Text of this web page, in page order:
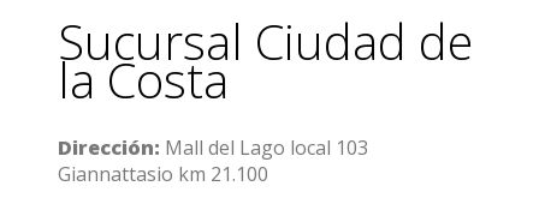
Sucursal Ciudad de
la Costa
Dirección: Mall del Lago local 103
Giannattasio km 21.100